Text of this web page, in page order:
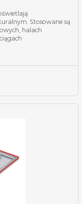
Stosowane są
halach